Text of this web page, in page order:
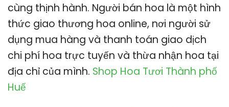
cùng thịnh hành. Người bán hoa là một hình
thức giao thương hoa online, nơi người sử
dụng mua hàng và thanh toán giao dịch
chi phí hoa trực tuyến và thừa nhận hoa tại
địa chỉ của mình. Shop Hoa Tươi Thành phố
Huế